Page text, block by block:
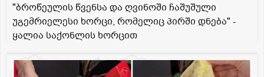
"ბროწეულის წვენსა და ღვინოში ჩაშუშული
უგემრიელესი ხორცი, რომელიც პირში დნება" -
ყალია საქონლის ხორცით